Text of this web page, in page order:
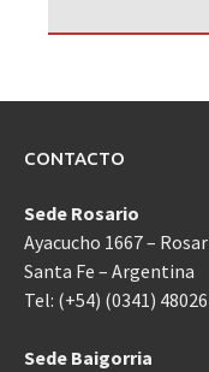
CONTACTO
Sede Rosario
Ayacucho 1667 –
Santa Fe – Argentina
Tel: (+54) (0341)
Sede Baigorria